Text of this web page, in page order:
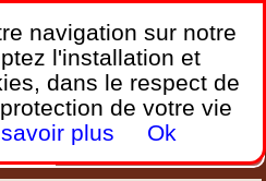
,
portables et PC.
Plages Ports Montagnes
New
navigation sur notre
l'installation et
dans le respect de
de votre vie
plus Ok